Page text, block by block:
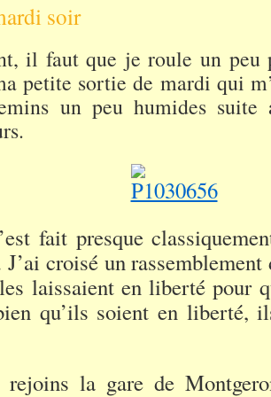
soir
il faut que je roule un peu
petite sortie de mardi qui
un peu humides
fait presque
croisé un
laissaient en liberté pour
qu’ils soient en liberté,
rejoins la gare de